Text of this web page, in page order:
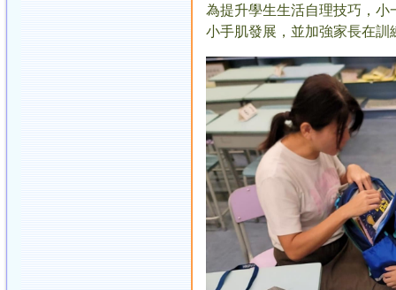
為提升學生生活自理技巧，
小手肌發展，並加強家長在